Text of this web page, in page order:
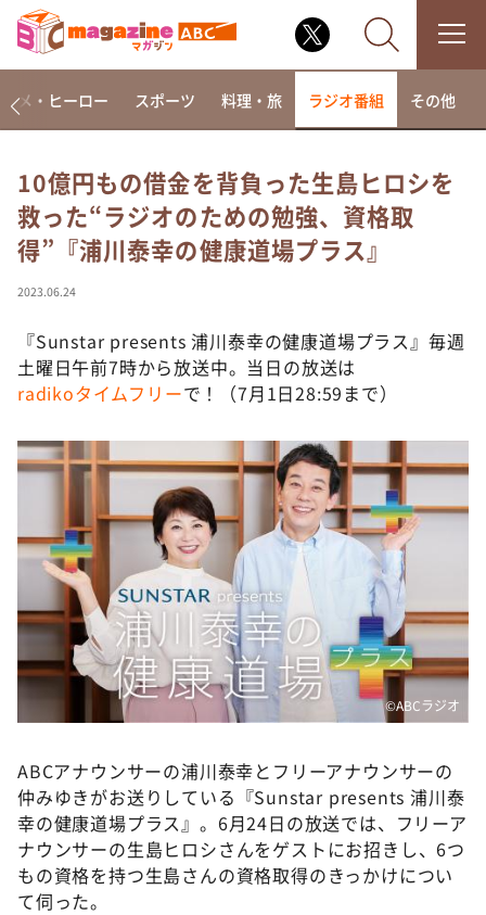
なるみ・岡村の過ぎるTV
相席食堂
これ余談なんですけど・・・
て真剣です
探偵！ナイトスクープ
河合＆A.B.C-Z塚田×福井アナ「なんでやねん！？」
（news おかえり）
DAIGOも台所 ～きょうの献立 何にする？～
本日はダイアンなり！シーズン２
朝だ！生です旅サラダ
教えて！ニュースライブ 正義のミカタ
ＬＩＦＥ～夢のカタチ～
新婚さんいらっしゃい！
ポツンと一軒家
ぺこぱのまるスポ
アナ回覧板
メ・ヒーロー スポーツ 料理・旅 ラジオ番組 その他
10億円もの借金を背負った生島ヒロシを
救った“ラジオのための勉強、資格取
得”『浦川泰幸の健康道場プラス』
2023.06.24
『Sunstar presents 浦川泰幸の健康道場プラス』毎週
土曜日午前7時から放送中。当日の放送は
radikoタイムフリーで！（7月1日28:59まで）
©️ABCラジオ
ABCアナウンサーの浦川泰幸とフリーアナウンサーの
仲みゆきがお送りしている『Sunstar presents 浦川泰
幸の健康道場プラス』。6月24日の放送では、フリーア
ナウンサーの生島ヒロシさんをゲストにお招きし、6つ
もの資格を持つ生島さんの資格取得のきっかけについ
て伺った。